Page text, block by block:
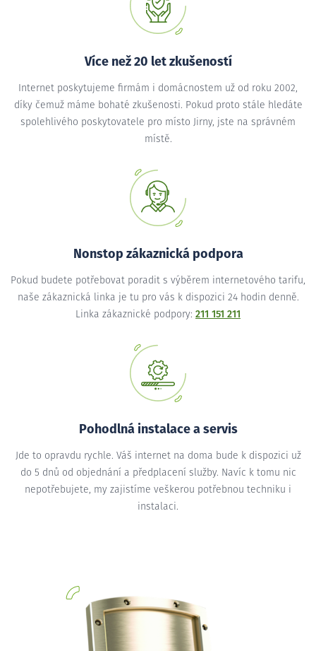
Více než 20 let zkušeností
Internet poskytujeme firmám i domácnostem už od roku 2002,
díky čemuž máme bohaté zkušenosti. Pokud proto stále hledáte
spolehlivého poskytovatele pro místo Jirny, jste na správném
místě.
Nonstop zákaznická podpora
Pokud budete potřebovat poradit s výběrem internetového tarifu,
naše zákaznická linka je tu pro vás k dispozici 24 hodin denně.
Linka zákaznické podpory: 211 151 211
Pohodlná instalace a servis
Jde to opravdu rychle. Váš internet na doma bude k dispozici už
do 5 dnů od objednání a předplacení služby. Navíc k tomu nic
nepotřebujete, my zajistíme veškerou potřebnou techniku i
instalaci.